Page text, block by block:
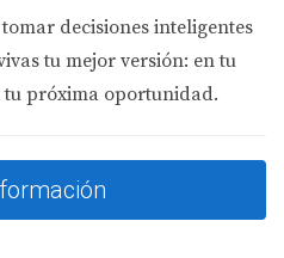
decisiones inteligentes
tu mejor versión: en tu
tu próxima oportunidad.